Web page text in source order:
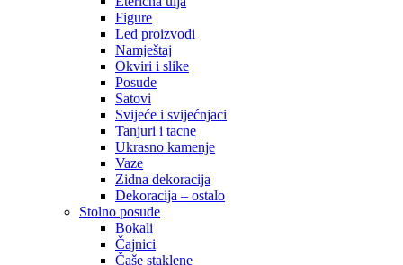
Figure
Led proizvodi
Namještaj
Okviri i slike
Posude
Satovi
Svijeće i svijećnjaci
Tanjuri i tacne
Ukrasno kamenje
Vaze
Zidna dekoracija
Dekoracija – ostalo
Stolno posuđe
Bokali
Čajnici
Čaše staklene